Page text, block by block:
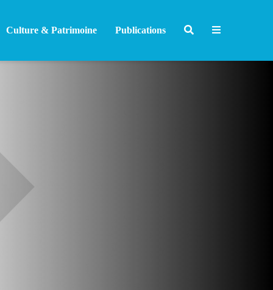
Culture & Patrimoine Publications